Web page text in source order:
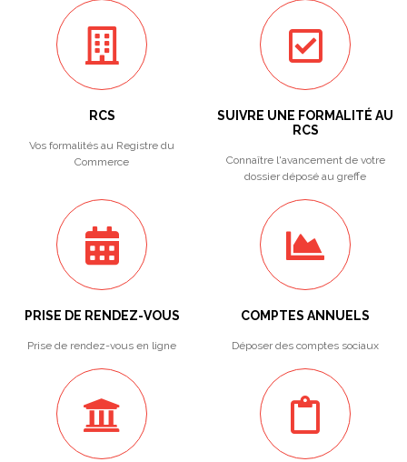
RCS
Vos formalités au Registre du
Commerce
SUIVRE UNE FORMALITÉ AU
RCS
Connaître l'avancement de votre
dossier déposé au greffe
PRISE DE RENDEZ-VOUS
Prise de rendez-vous en ligne
COMPTES ANNUELS
Déposer des comptes sociaux